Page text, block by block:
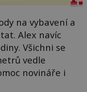
na vybavení a
Alex navíc
Všichni se
vedle
novináře i